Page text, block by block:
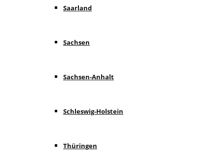
Saarland
Sachsen
Sachsen-Anhalt
Schleswig-Holstein
Thüringen